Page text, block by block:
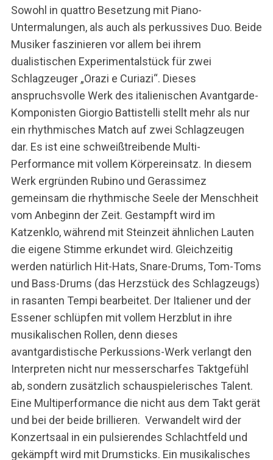
Sowohl in quattro Besetzung mit Piano-
Untermalungen, als auch als perkussives Duo. Beide
Musiker faszinieren vor allem bei ihrem
dualistischen Experimentalstück für zwei
Schlagzeuger „Orazi e Curiazi“. Dieses
anspruchsvolle Werk des italienischen Avantgarde-
Komponisten Giorgio Battistelli stellt mehr als nur
ein rhythmisches Match auf zwei Schlagzeugen
dar. Es ist eine schweißtreibende Multi-
Performance mit vollem Körpereinsatz. In diesem
Werk ergründen Rubino und Gerassimez
gemeinsam die rhythmische Seele der Menschheit
vom Anbeginn der Zeit. Gestampft wird im
Katzenklo, während mit Steinzeit ähnlichen Lauten
die eigene Stimme erkundet wird. Gleichzeitig
werden natürlich Hit-Hats, Snare-Drums, Tom-Toms
und Bass-Drums (das Herzstück des Schlagzeugs)
in rasanten Tempi bearbeitet. Der Italiener und der
Essener schlüpfen mit vollem Herzblut in ihre
musikalischen Rollen, denn dieses
avantgardistische Perkussions-Werk verlangt den
Interpreten nicht nur messerscharfes Taktgefühl
ab, sondern zusätzlich schauspielerisches Talent.
Eine Multiperformance die nicht aus dem Takt gerät
und bei der beide brillieren. Verwandelt wird der
Konzertsaal in ein pulsierendes Schlachtfeld und
gekämpft wird mit Drumsticks. Ein musikalisches
S
a
r
c
h
o
r
: